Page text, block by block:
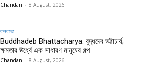
Chandan - 8 August, 2026
কলকাতা
Buddhadeb Bhattacharya: বুদ্ধদেব ভট্টাচার্য;
ক্ষমতার ঊর্ধ্বে এক সাধারণ মানুষের গল্প
Chandan - 8 August, 2026